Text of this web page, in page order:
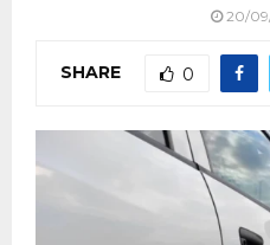
20/
SHARE 0